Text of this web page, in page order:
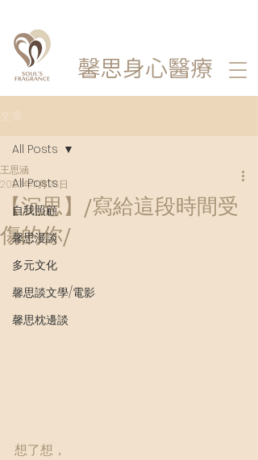
馨思身心醫療
All Posts
自我照顧
馨思漫談
多元文化
馨思談文學/電影
馨思枕邊談
All Posts
【沉思】/寫給這段時間受
傷的你/
王思涵
2023年11月28日
想了想，